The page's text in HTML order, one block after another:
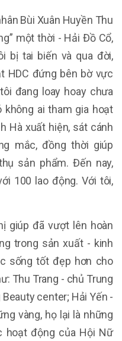
Bùi Xuân Huyền Thu
một thời - Hải Đồ Cổ,
bị tai biến và qua đời,
HDC đứng bên bờ vực
đang loay hoay chưa
ai tham gia hoạt
Hà xuất hiện, sát cánh
mắc, đồng thời giúp
sản phẩm. Đến nay,
100 lao động. Với tôi,
giúp đã vượt lên hoàn
trong sản xuất - kinh
sống tốt đẹp hơn cho
Thu Trang - chủ Trung
center; Hải Yến -
vàng, họ lại là những
hoạt động của Hội Nữ